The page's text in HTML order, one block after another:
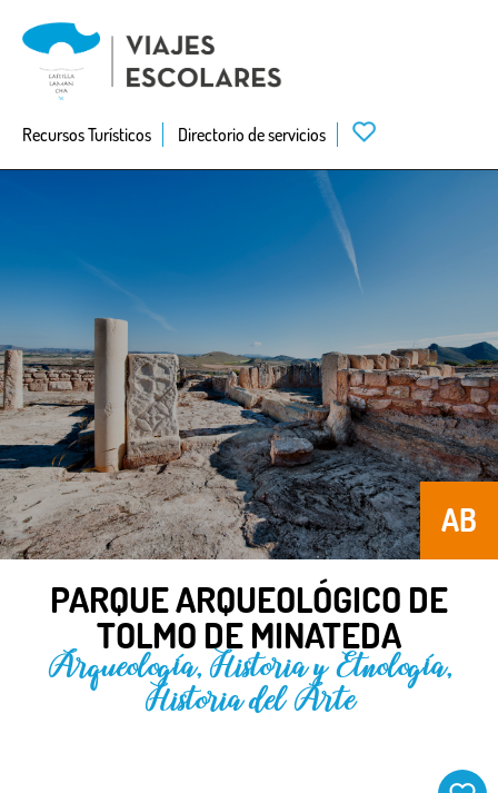
main
navigation
Recursos Turísticos Directorio de servicios
AB
PARQUE ARQUEOLÓGICO DE
TOLMO DE MINATEDA
Arqueología, Historia y Etnología,
Historia del Arte